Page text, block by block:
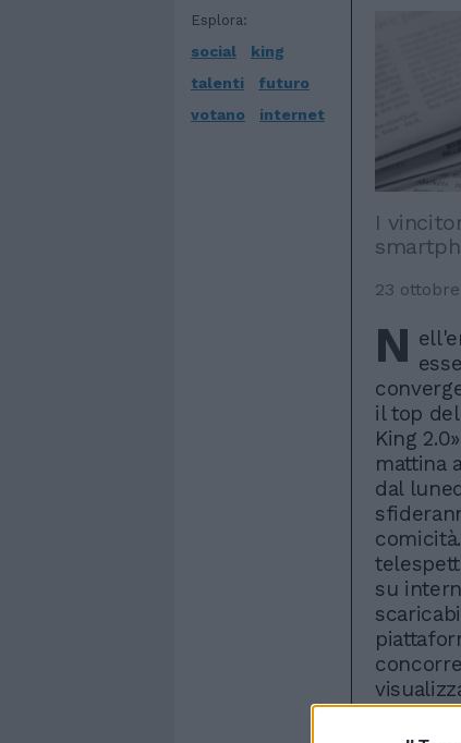
Esplora:
social
king
talenti
futuro
votano
internet
I
23 ottobre
N
il top
King
mattina
dal
su
piace»